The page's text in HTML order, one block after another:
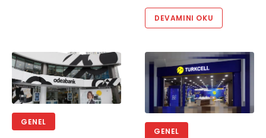
DEVAMINI OKU
GENEL
GENEL